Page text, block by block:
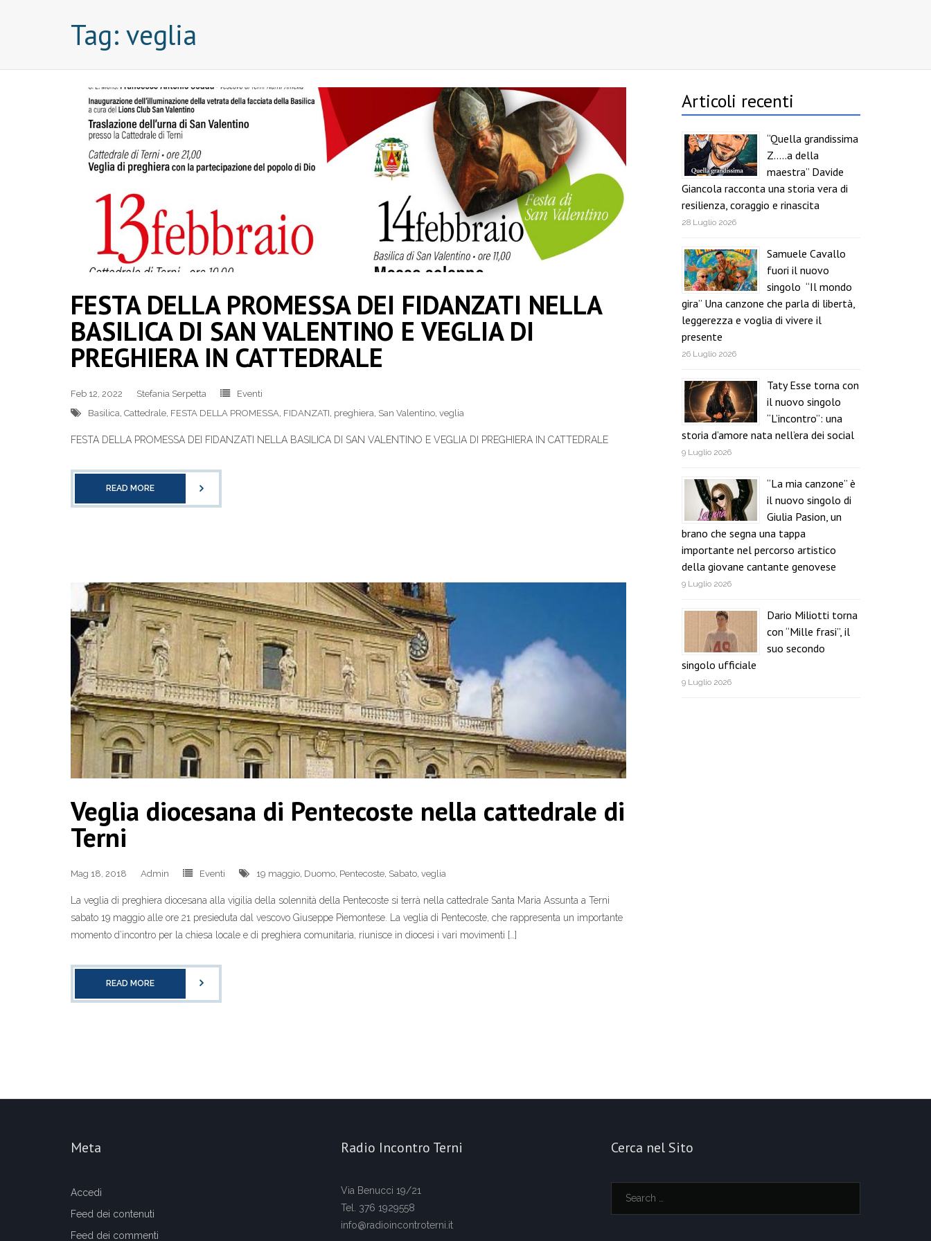
Tag: veglia
FESTA DELLA PROMESSA DEI FIDANZATI NELLA
BASILICA DI SAN VALENTINO E VEGLIA DI
PREGHIERA IN CATTEDRALE
Feb 12, 2022 Stefania Serpetta
Eventi
Basilica, Cattedrale, FESTA DELLA PROMESSA, FIDANZATI, preghiera, San Valentino, veglia
FESTA DELLA PROMESSA DEI FIDANZATI NELLA BASILICA DI SAN VALENTINO E VEGLIA DI PREGHIERA IN CATTEDRALE
READ MORE
Veglia diocesana di Pentecoste nella cattedrale di
Terni
Mag 18, 2018 Admin Eventi 19 maggio Duomo Pentecoste Sabato veglia
La veglia di preghiera diocesana alla vigilia della solennità della Pentecoste si terrà nella cattedrale Santa Maria Assunta a Terni
sabato 19 maggio alle ore 21 presieduta dal vescovo Giuseppe Piemontese. La veglia di Pentecoste, che rappresenta un importante
momento d’incontro per la chiesa locale e di preghiera comunitaria, riunisce in diocesi i vari movimenti […]
READ MORE
Articoli recenti
“Quella grandissima
Z…..a della
maestra” Davide
Giancola racconta una storia vera di
resilienza, coraggio e rinascita
28 Luglio 2026
Samuele Cavallo
fuori il nuovo
singolo “Il mondo
gira” Una canzone che parla di libertà,
leggerezza e voglia di vivere il
presente
26 Luglio 2026
Taty Esse torna con
il nuovo singolo
“L’incontro”: una
storia d’amore nata nell’era dei social
9 Luglio 2026
“La mia canzone” è
il nuovo singolo di
Giulia Pasion, un
brano che segna una tappa
importante nel percorso artistico
della giovane cantante genovese
9 Luglio 2026
Dario Miliotti torna
con “Mille frasi”, il
suo secondo
singolo ufficiale
9 Luglio 2026
Meta
Accedi
Feed dei contenuti
Feed dei commenti
Radio Incontro Terni
Via Benucci 19/21
Tel. 376 1929558
info@radioincontroterni.it
Cerca nel Sito